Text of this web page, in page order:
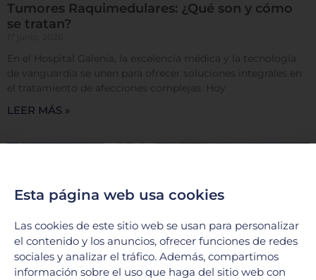
Tumores Raquimedulares: ¿Qué son y cómo
se tratan?
En el Hospital Galenia, la excelencia médica y la tecnología
de vanguardia se unen para ofrecer soluciones integrales en
el tratamiento de afecciones complejas. Hoy
LEER MÁS »
Esta página web usa cookies
Las cookies de este sitio web se usan para personalizar
el contenido y los anuncios, ofrecer funciones de redes
sociales y analizar el tráfico. Además, compartimos
información sobre el uso que haga del sitio web con